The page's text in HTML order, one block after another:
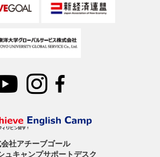
社アチーブゴール
ュキャンプサポートデスク